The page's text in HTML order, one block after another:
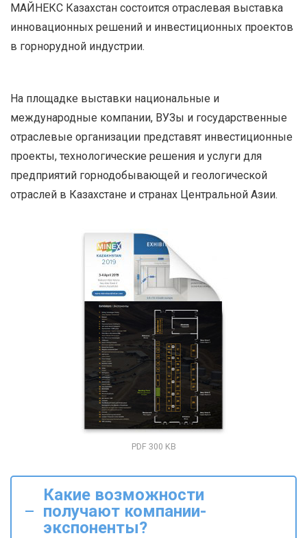
МАЙНЕКС Казахстан состоится отраслевая выставка
инновационных решений и инвестиционных проектов
в горнорудной индустрии.
На площадке выставки национальные и
международные компании, ВУЗы и государственные
отраслевые организации представят инвестиционные
проекты, технологические решения и услуги для
предприятий горнодобывающей и геологической
отраслей в Казахстане и странах Центральной Азии.
PDF 300 KB
Какие возможности
получают компании-
экспоненты?